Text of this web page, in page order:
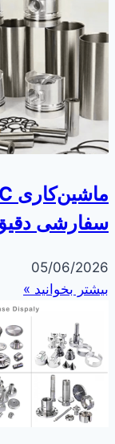
سفارشی
05/06/2026
بیشتر بخوانید »